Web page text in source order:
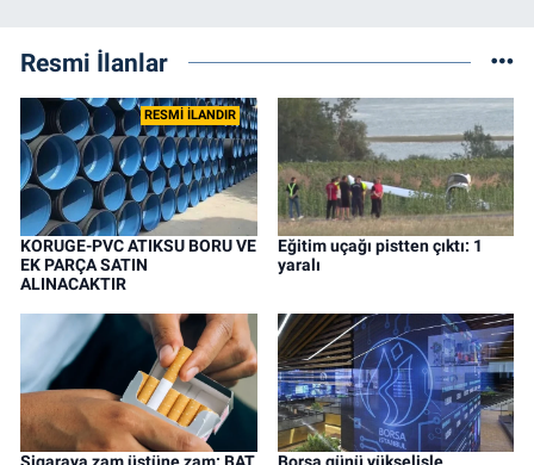
Resmi İlanlar
RESMİ İLANDIR
KORUGE-PVC ATIKSU BORU VE
EK PARÇA SATIN
ALINACAKTIR
Eğitim uçağı pistten çıktı: 1
yaralı